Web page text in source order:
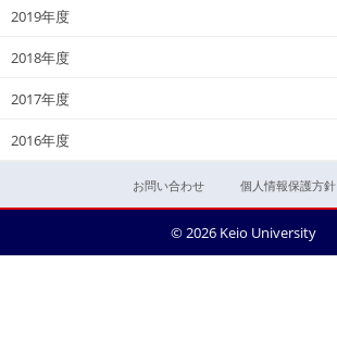
2019年度
2018年度
2017年度
2016年度
お問い合わせ 個人情報保護方針
© 2026 Keio University